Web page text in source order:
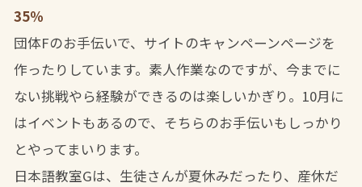
35％
団体Fのお手伝いで、サイトのキャンペーンページを
作ったりしています。素人作業なのですが、今までに
ない挑戦やら経験ができるのは楽しいかぎり。10月に
はイベントもあるので、そちらのお手伝いもしっかり
とやってまいります。
日本語教室Gは、生徒さんが夏休みだったり、産休だ